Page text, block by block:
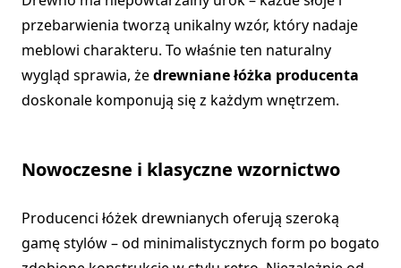
przebarwienia tworzą unikalny wzór, który nadaje
meblowi charakteru. To właśnie ten naturalny
wygląd sprawia, żedrewniane łóżka producenta
doskonale komponują się z każdym wnętrzem.
Nowoczesne i klasyczne wzornictwo
Producenci łóżek drewnianych oferują szeroką
gamę stylów – od minimalistycznych form po bogato